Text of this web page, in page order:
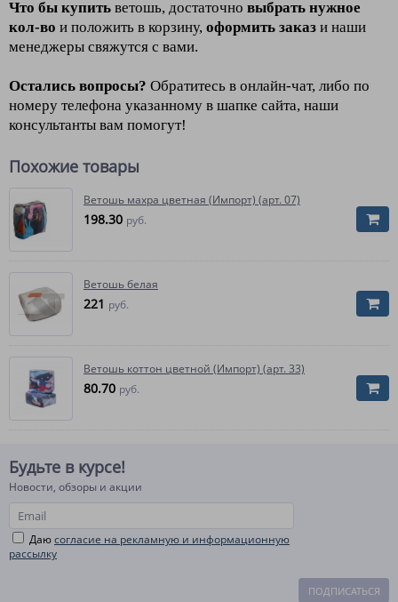
Что бы купить ветошь, достаточно выбрать нужное
кол-во и положить в корзину, оформить заказ и наши
менеджеры свяжутся с вами.
Остались вопросы? Обратитесь в онлайн-чат, либо по
номеру телефона указанному в шапке сайта, наши
консультанты вам помогут!
Похожие товары
Ветошь махра цветная (Импорт) (арт. 07)
198.30 руб.
Ветошь белая
221 руб.
Ветошь коттон цветной (Импорт) (арт. 33)
80.70 руб.
Будьте в курсе!
Новости, обзоры и акции
Даюсогласие на рекламную и информационную
рассылку
ПОДПИСАТЬСЯ